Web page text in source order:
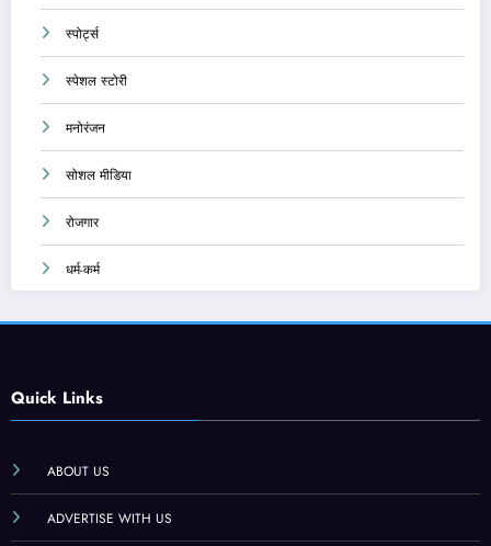
स्पोर्ट्स
स्पेशल स्टोरी
मनोरंजन
सोशल मीडिया
रोजगार
धर्म-कर्म
Quick Links
ABOUT US
ADVERTISE WITH US